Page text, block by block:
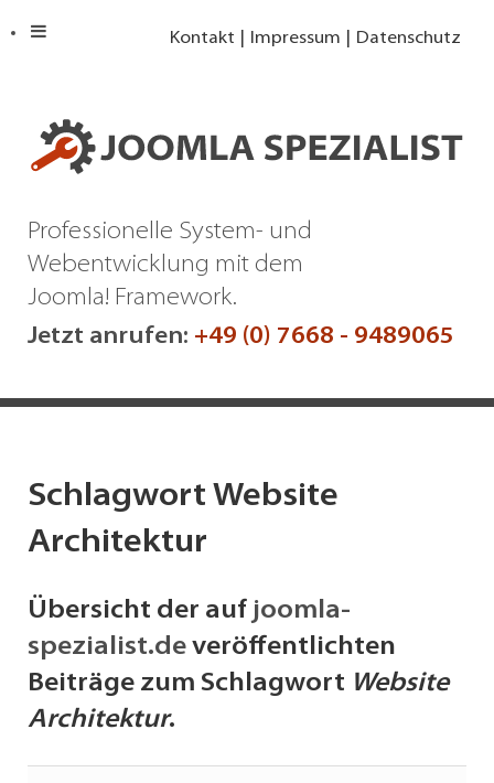
Kontakt Impressum Datenschutz
Professionelle System- und
Webentwicklung mit dem
Joomla! Framework.
Jetzt anrufen: +49 (0) 7668 - 9489065
Schlagwort Website
Architektur
Übersicht der auf joomla-
spezialist.de veröffentlichten
Beiträge zum Schlagwort Website
Architektur.